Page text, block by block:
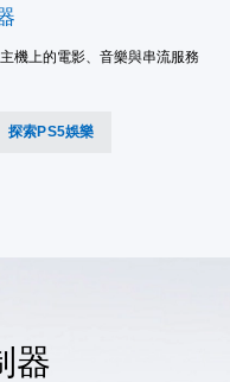
機上的電影、音樂與串流服務
探索PS5娛樂
器